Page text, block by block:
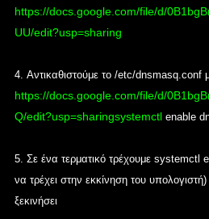
https://docs.google.com/file/d/
UU/edit?usp=sharing
4. Αντικαθιστούμε το /etc/dnsmasq.conf
https://docs.google.com/file/d/
Q/edit?usp=sharingsystemctl enable
5. Σε ένα τερματικό τρέχουμε systemctl
να τρέχει στην εκκίνηση του υπολογιστή)
ξεκινήσει